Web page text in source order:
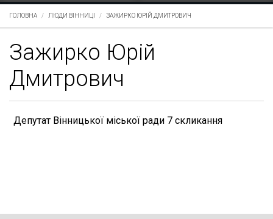
ГОЛОВНА ЛЮДИ ВІННИЦІ ЗАЖИРКО ЮРІЙ ДМИТРОВИЧ
Зажирко Юрій
Дмитрович
Депутат Вінницької міської ради 7 скликання